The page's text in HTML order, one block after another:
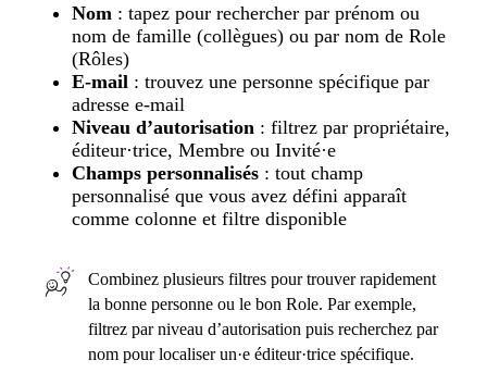
Nom : tapez pour rechercher par prénom ou
nom de famille (collègues) ou par nom de Role
(Rôles)
E-mail : trouvez une personne spécifique par
adresse e-mail
Niveau d’autorisation : filtrez par propriétaire,
éditeur·trice, Membre ou Invité·e
Champs personnalisés: tout champ
personnalisé que vous avez défini apparaît
comme colonne et filtre disponible
Combinez plusieurs filtres pour trouver rapidement
la bonne personne ou le bon Role. Par exemple,
filtrez par niveau d’autorisation puis recherchez par
nom pour localiser un·e éditeur·trice spécifique.